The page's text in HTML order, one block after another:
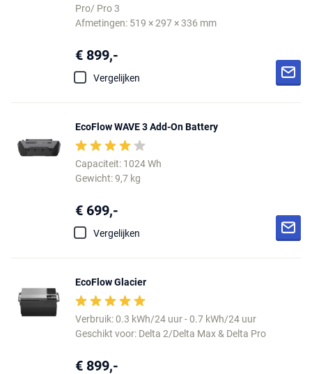
Pro/ Pro 3
Afmetingen: 519 × 297 × 336 mm
€ 899,-
Vergelijken
EcoFlow WAVE 3 Add-On Battery
Capaciteit: 1024 Wh
Gewicht: 9,7 kg
€ 699,-
Vergelijken
EcoFlow Glacier
Verbruik: 0.3 kWh/24 uur - 0.7 kWh/24 uur
Geschikt voor: Delta 2/Delta Max & Delta Pro
€ 899,-